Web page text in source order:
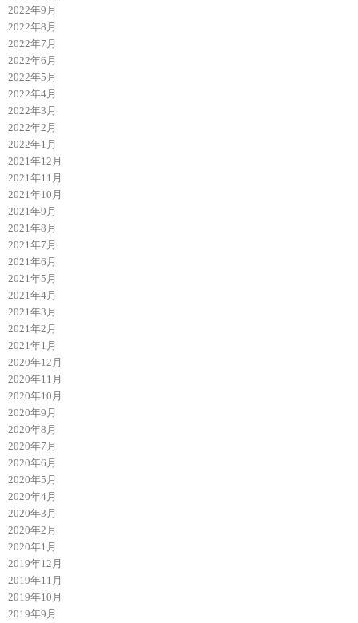
2022年9月
2022年8月
2022年7月
2022年6月
2022年5月
2022年4月
2022年3月
2022年2月
2022年1月
2021年12月
2021年11月
2021年10月
2021年9月
2021年8月
2021年7月
2021年6月
2021年5月
2021年4月
2021年3月
2021年2月
2021年1月
2020年12月
2020年11月
2020年10月
2020年9月
2020年8月
2020年7月
2020年6月
2020年5月
2020年4月
2020年3月
2020年2月
2020年1月
2019年12月
2019年11月
2019年10月
2019年9月